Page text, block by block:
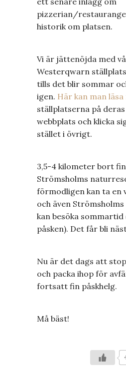
pizzerian/
historik om platsen.
Vi är jättenöjda med
Westerqwarn
tills det blir sommar
igen. Här kan man läsa
ställplatserna på deras
webbplats och klicka
stället i övrigt.
3,5-4 kilometer bort
Strömsholms
förmodligen kan ta en
och även
kan besöka sommartid
påsken). Det får bli
Nu är det dags att
och packa ihop för
fortsatt fin påskhelg.
Må bäst!